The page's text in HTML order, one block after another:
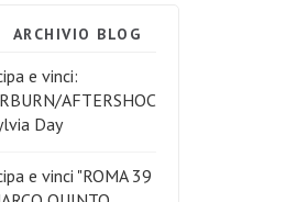
ARCHIVIO BLOG
e vinci:
AFTERSHOC
Day
e vinci "ROMA 39